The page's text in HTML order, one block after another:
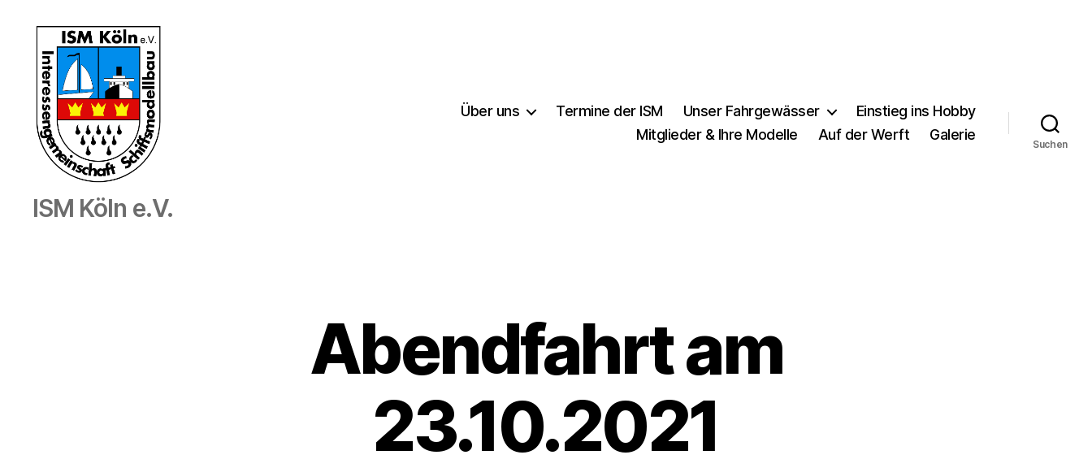
Schiffmodellbau
ISM Köln e.V.
Über uns Termine der ISM Unser Fahrgewässer
Einstieg ins Hobby
Mitglieder & Ihre Modelle
Auf der Werft Galerie
Suchen
Abendfahrt am
23.10.2021